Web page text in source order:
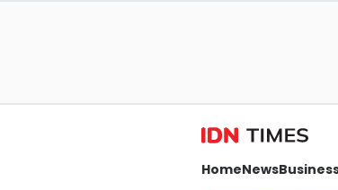
HomeNews